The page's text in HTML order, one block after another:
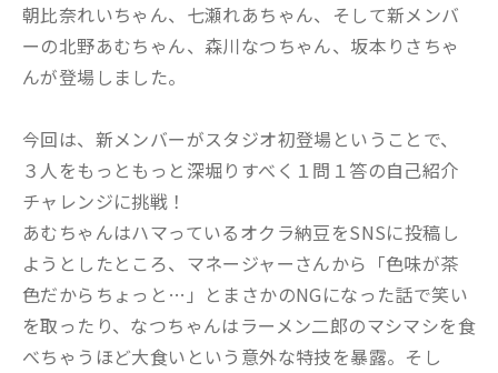
朝比奈れいちゃん、七瀬れあちゃん、そして新メンバ
ーの北野あむちゃん、森川なつちゃん、坂本りさちゃ
んが登場しました。
今回は、新メンバーがスタジオ初登場ということで、
３人をもっともっと深堀りすべく１問１答の自己紹介
チャレンジに挑戦！
あむちゃんはハマっているオクラ納豆をSNSに投稿し
ようとしたところ、マネージャーさんから「色味が茶
色だからちょっと…」とまさかのNGになった話で笑い
を取ったり、なつちゃんはラーメン二郎のマシマシを食
べちゃうほど大食いという意外な特技を暴露。そし